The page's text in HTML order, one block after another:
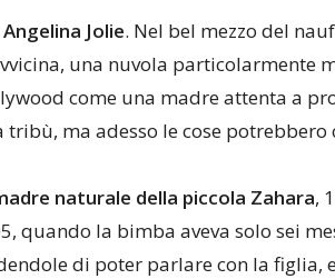
Jolie. Nel bel mezzo del
una nuvola particolarmente
come una madre attenta a
tribù, ma adesso le cose potrebbero
naturale della piccola Zahara,
quando la bimba aveva solo sei
di poter parlare con la figlia,